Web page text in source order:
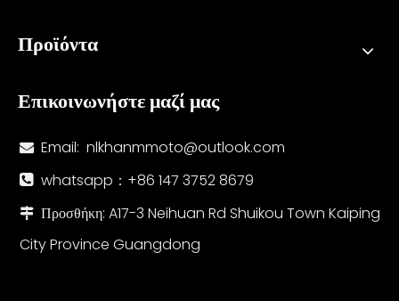
Προϊόντα
Επικοινωνήστε μαζί μας
 Email: nlkhanmmoto@outlook.com
 whatsapp：+86 147 3752 8679
 Προσθήκη: A17-3 Neihuan Rd Shuikou Town Kaiping
City Province Guangdong